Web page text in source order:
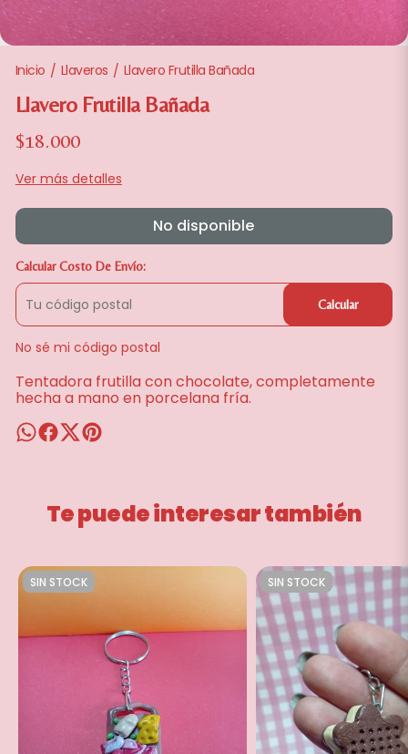
Inicio / Llaveros / Llavero Frutilla Bañada
Llavero Frutilla Bañada
$18.000
Ver más detalles
No disponible
Calcular Costo De Envío:
Calcular
No sé mi código postal
Tentadora frutilla con chocolate, completamente
hecha a mano en porcelana fría.
Te puede interesar también
SIN STOCK SIN STOCK